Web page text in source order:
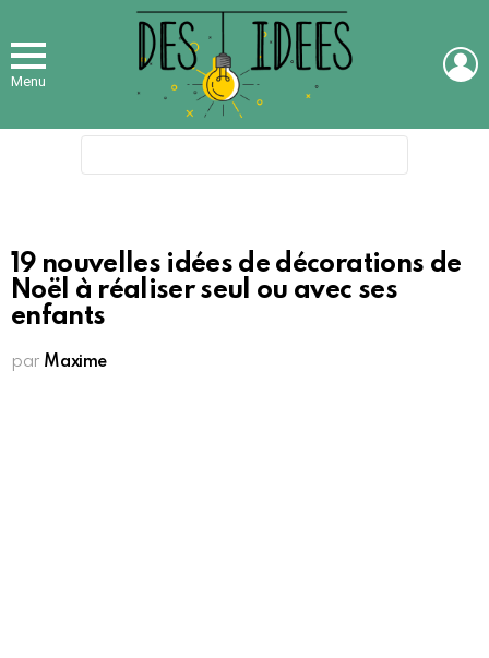
Menu
19 nouvelles idées de décorations de
Noël à réaliser seul ou avec ses
enfants
par Maxime